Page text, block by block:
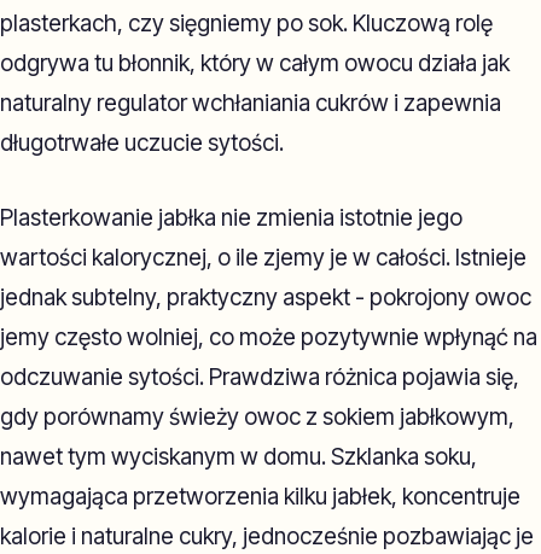
plasterkach, czy sięgniemy po sok. Kluczową rolę
odgrywa tu błonnik, który w całym owocu działa jak
naturalny regulator wchłaniania cukrów i zapewnia
długotrwałe uczucie sytości.
Plasterkowanie jabłka nie zmienia istotnie jego
wartości kalorycznej, o ile zjemy je w całości. Istnieje
jednak subtelny, praktyczny aspekt - pokrojony owoc
jemy często wolniej, co może pozytywnie wpłynąć na
odczuwanie sytości. Prawdziwa różnica pojawia się,
gdy porównamy świeży owoc z sokiem jabłkowym,
nawet tym wyciskanym w domu. Szklanka soku,
wymagająca przetworzenia kilku jabłek, koncentruje
kalorie i naturalne cukry, jednocześnie pozbawiając je